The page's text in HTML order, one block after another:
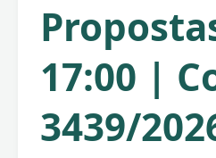
17:00 |
3439/